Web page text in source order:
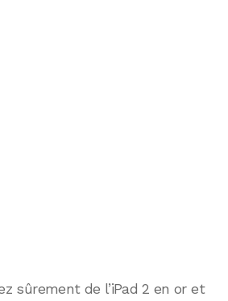
sûrement de l’iPad 2 en or et